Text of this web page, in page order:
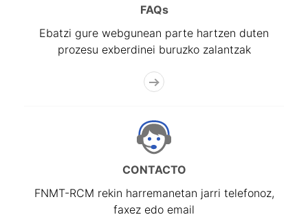
FAQs
Ebatzi gure webgunean parte hartzen duten
prozesu exberdinei buruzko zalantzak
CONTACTO
FNMT-RCM rekin harremanetan jarri telefonoz,
faxez edo email